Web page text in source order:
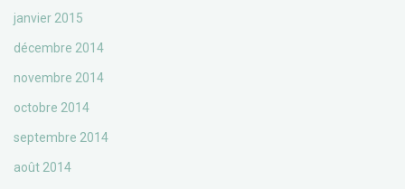
janvier 2015
décembre 2014
novembre 2014
octobre 2014
septembre 2014
août 2014